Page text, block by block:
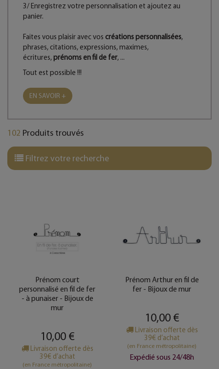
3/ Enregistrez votre personnalisation et ajoutez au
panier.
Faites vous plaisir avec vos créations personnalisées,
phrases, citations, expressions, maximes,
écritures,prénoms en fil de fer, ...
Tout est possible !!!
EN SAVOIR +
102 Produits trouvés
Filtrez votre recherche
Prénom court
personnalisé en fil de fer
- à punaiser - Bijoux de
mur
10,00 €
Livraison offerte dès
39€ d’achat
(en France métropolitaine)
Prénom Arthur en fil de
fer - Bijoux de mur
10,00 €
Livraison offerte dès
39€ d’achat
(en France métropolitaine)
Expédié sous 24/48h